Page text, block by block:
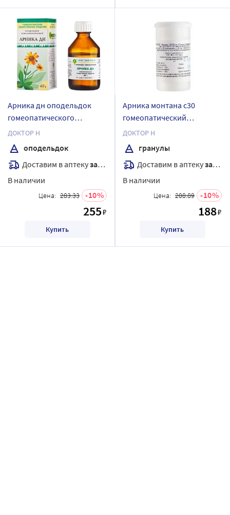
Арника дн оподельдок
гомеопатического
применения 40 гр
ДОКТОР Н
оподельдок
Доставим в аптекузавтра
В наличии
Цена: 283.33 10
255₽
Купить
Арника монтана с30
гомеопатический
монокомпонентный
препарат растительного
происхождения 5,0
гранулы гомеопатические
ДОКТОР Н
гранулы
Доставим в аптекузавтра
В наличии
Цена: 208.89 10
188₽
Купить